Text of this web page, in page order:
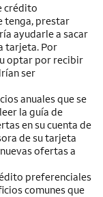
crédito
tenga, prestar
ayudarle a sacar
tarjeta. Por
optar por recibir
ser
anuales que se
la guía de
en su cuenta de
de su tarjeta
ofertas a
preferenciales
comunes que